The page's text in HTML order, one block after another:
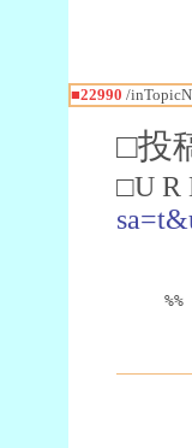
■22990 /
□投
□U R
%%